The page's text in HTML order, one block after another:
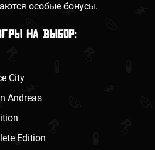
особые бонусы.
на выбор:
City
Andreas
Edition